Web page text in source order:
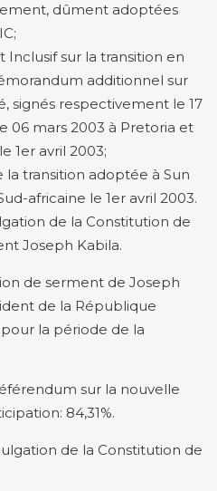
dûment adoptées
Inclusif sur la transition en
additionnel sur
signés respectivement le 17
06 mars 2003 à Pretoria et
1er avril 2003;
la transition adoptée à Sun
africaine le 1er avril 2003.
de la Constitution de
Joseph Kabila.
de serment de Joseph
de la République
la période de la
sur la nouvelle
84,31%.
de la Constitution de